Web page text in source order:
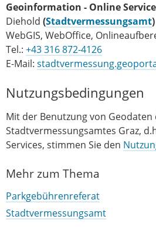
Geoinformation - Online
Diehold (Stadtvermessungsamt)
WebGIS, WebOffice,
Tel.: +43 316 872-4126
E-Mail:
Nutzungsbedingungen
Mit der Benutzung von Geodaten
Stadtvermessungsamtes Graz,
Services, stimmen Sie den
Mehr zum Thema
Parkgebührenreferat
Stadtvermessungsamt